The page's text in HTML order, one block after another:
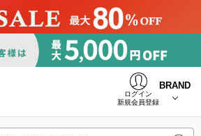
ログイン
新規会員登録
BRAND